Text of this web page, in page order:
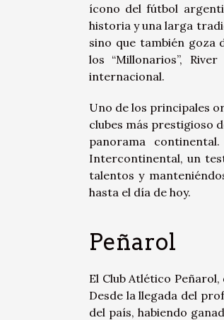
ícono del fútbol
historia y una larga
sino que también goza
los “Millonarios”,
internacional.
Uno de los principales
clubes más prestigioso
panorama
Intercontinental, un
talentos y
hasta el día de hoy.
Peñarol
El Club Atlético
Desde la llegada del
del país, habiendo